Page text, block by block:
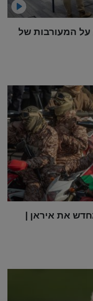
על המעורבות של
את איראן |